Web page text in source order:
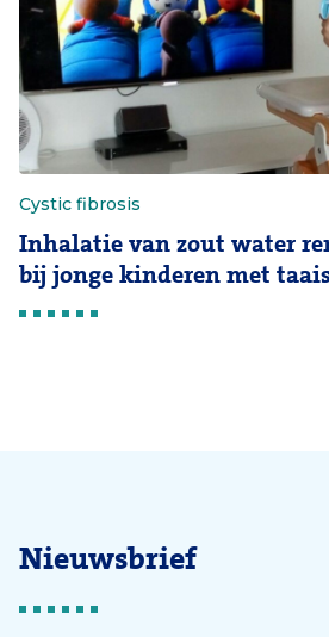
Cystic fibrosis
Inhalatie van zout water
bij jonge kinderen met
Nieuwsbrief